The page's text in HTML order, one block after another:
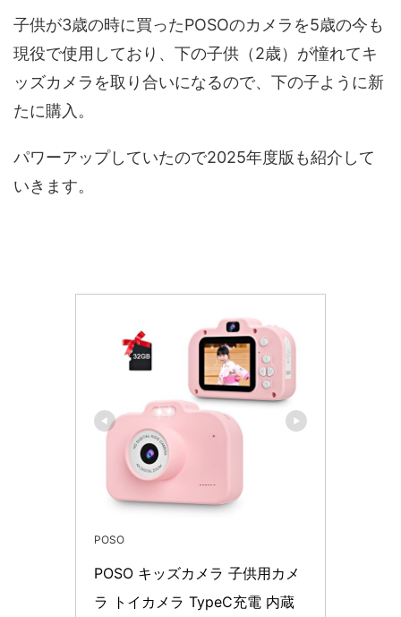
子供が3歳の時に買ったPOSOのカメラを5歳の今も
現役で使用しており、下の子供（2歳）が憧れてキ
ッズカメラを取り合いになるので、下の子ように新
たに購入。
パワーアップしていたので2025年度版も紹介して
いきます。
POSO
POSO キッズカメラ 子供用カメ
ラ トイカメラ TypeC充電 内蔵